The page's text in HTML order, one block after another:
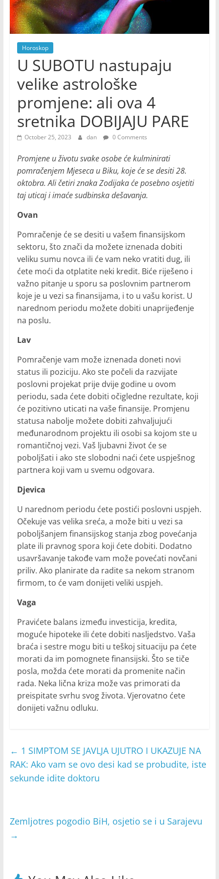
Horoskop
U SUBOTU nastupaju
velike astrološke
promjene: ali ova 4
sretnika DOBIJAJU PARE
October 25, 2023 dan 0 Comments
Promjene u životu svake osobe će kulminirati
pomračenjem Mjeseca u Biku, koje će se desiti 28.
oktobra. Ali četiri znaka Zodijaka će posebno osjetiti
taj uticaj i imaće sudbinska dešavanja.
Ovan
Pomračenje će se desiti u vašem finansijskom
sektoru, što znači da možete iznenada dobiti
veliku sumu novca ili će vam neko vratiti dug, ili
ćete moći da otplatite neki kredit. Biće riješeno i
važno pitanje u sporu sa poslovnim partnerom
koje je u vezi sa finansijama, i to u vašu korist. U
narednom periodu možete dobiti unaprijeđenje
na poslu.
Lav
Pomračenje vam može iznenada doneti novi
status ili poziciju. Ako ste počeli da razvijate
poslovni projekat prije dvije godine u ovom
periodu, sada ćete dobiti očigledne rezultate, koji
će pozitivno uticati na vaše finansije. Promjenu
statusa nabolje možete dobiti zahvaljujući
međunarodnom projektu ili osobi sa kojom ste u
romantičnoj vezi. Vaš ljubavni život će se
poboljšati i ako ste slobodni naći ćete uspješnog
partnera koji vam u svemu odgovara.
Djevica
U narednom periodu ćete postići poslovni uspjeh.
Očekuje vas velika sreća, a može biti u vezi sa
poboljšanjem finansijskog stanja zbog povećanja
plate ili pravnog spora koji ćete dobiti. Dodatno
usavršavanje takođe vam može povećati novčani
priliv. Ako planirate da radite sa nekom stranom
firmom, to će vam donijeti veliki uspjeh.
Vaga
Pravićete balans između investicija, kredita,
moguće hipoteke ili ćete dobiti nasljedstvo. Vaša
braća i sestre mogu biti u teškoj situaciju pa ćete
morati da im pomognete finansijski. Što se tiče
posla, možda ćete morati da promenite način
rada. Neka lična kriza može vas primorati da
preispitate svrhu svog života. Vjerovatno ćete
donijeti važnu odluku.
← 1 SIMPTOM SE JAVLJA UJUTRO I UKAZUJE NA
RAK: Ako vam se ovo desi kad se probudite, iste
sekunde idite doktoru
Zemljotres pogodio BiH, osjetio se i u Sarajevu
→